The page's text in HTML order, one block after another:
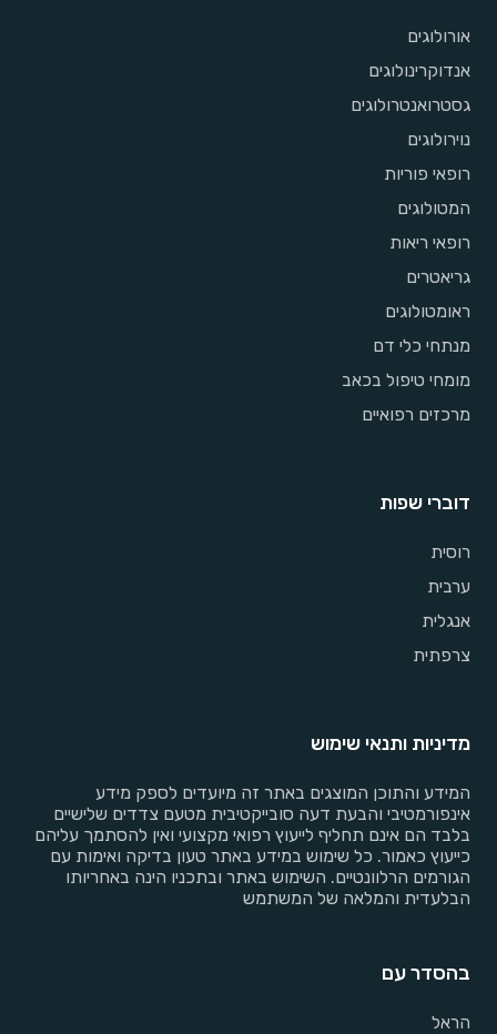
אורולוגים
אנדוקרינולוגים
גסטרואנטרולוגים
נוירולוגים
רופאי פוריות
המטולוגים
רופאי ריאות
גריאטרים
ראומטולוגים
מנתחי כלי דם
מומחי טיפול בכאב
מרכזים רפואיים
דוברי שפות
רוסית
ערבית
אנגלית
צרפתית
מדיניות ותנאי שימוש
המידע והתוכן המוצגים באתר זה מיועדים לספק מידע
אינפורמטיבי והבעת דעה סובייקטיבית מטעם צדדים שלישיים
בלבד הם אינם תחליף לייעוץ רפואי מקצועי ואין להסתמך עליהם
כייעוץ כאמור. כל שימוש במידע באתר טעון בדיקה ואימות עם
הגורמים הרלוונטיים. השימוש באתר ובתכניו הינה באחריותו
הבלעדית והמלאה של המשתמש
בהסדר עם
הראל